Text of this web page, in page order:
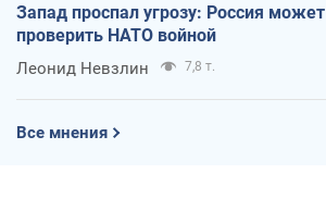
Запад проспал угрозу: Россия может
проверить НАТО войной
Леонид Невзлин 7,8 т.
Все мнения